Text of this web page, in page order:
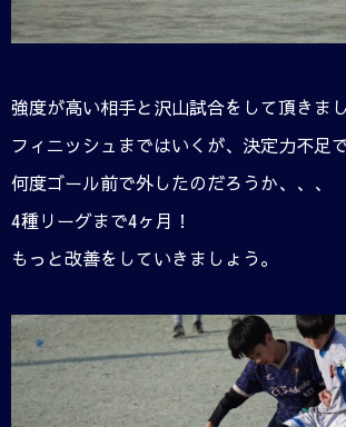
強度が高い相手と沢山試合をして頂きまし
フィニッシュまではいくが、決定力不足で
何度ゴール前で外したのだろうか、、、
4種リーグまで4ヶ月！
もっと改善をしていきましょう。